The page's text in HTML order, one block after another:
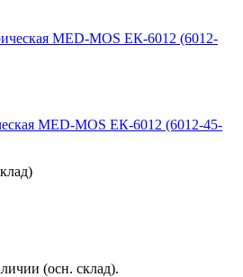
MED-MOS ЕК-6012 (6012-45-
(осн. склад).